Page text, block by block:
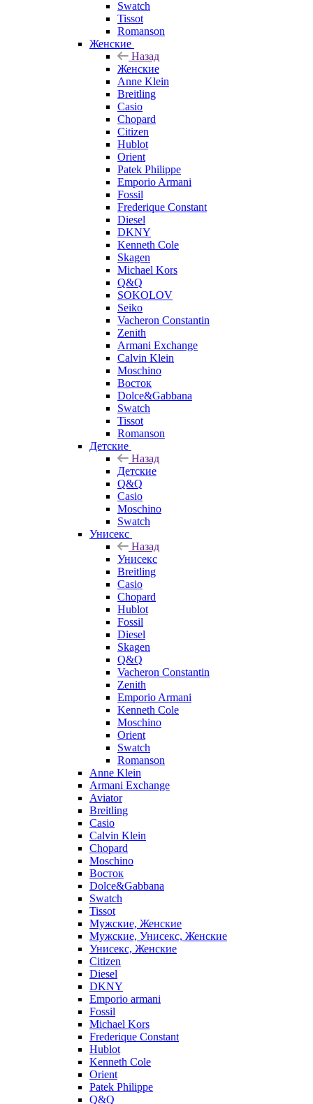
Swatch
Tissot
Romanson
Женские
Назад
Женские
Anne Klein
Breitling
Casio
Chopard
Citizen
Hublot
Orient
Patek Philippe
Emporio Armani
Fossil
Frederique Constant
Diesel
DKNY
Kenneth Cole
Skagen
Michael Kors
Q&Q
SOKOLOV
Seiko
Vacheron Constantin
Zenith
Armani Exchange
Calvin Klein
Moschino
Восток
Dolce&Gabbana
Swatch
Tissot
Romanson
Детские
Назад
Детские
Q&Q
Casio
Moschino
Swatch
Унисекс
Назад
Унисекс
Breitling
Casio
Chopard
Hublot
Fossil
Diesel
Skagen
Q&Q
Vacheron Constantin
Zenith
Emporio Armani
Kenneth Cole
Moschino
Orient
Swatch
Romanson
Anne Klein
Armani Exchange
Aviator
Breitling
Casio
Calvin Klein
Chopard
Moschino
Восток
Dolce&Gabbana
Swatch
Tissot
Мужские, Женские
Мужские, Унисекс, Женские
Унисекс, Женские
Citizen
Diesel
DKNY
Emporio armani
Fossil
Michael Kors
Frederique Constant
Hublot
Kenneth Cole
Orient
Patek Philippe
Q&Q